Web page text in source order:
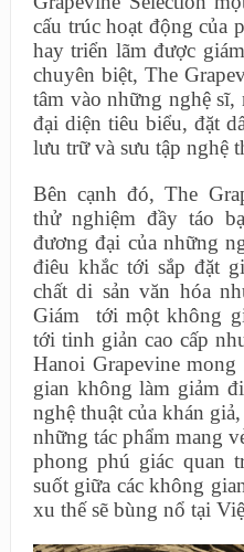
cấu trúc hoạt động của
hay triển lãm được
chuyên biệt, The
tâm vào những nghệ
đại diện tiêu biểu, đặt
lưu trữ và sưu tập nghệ
Bên cạnh đó, The
thử nghiệm đầy táo
đương đại của những
điêu khắc tới sắp đặt
chất di sản văn hóa
Giám tới một không
tới tinh giản cao cấp
Hanoi Grapevine
gian không làm giảm
nghệ thuật của khán
những tác phẩm mang
phong phú giác quan
suốt giữa các không
xu thế sẽ bùng nổ tại